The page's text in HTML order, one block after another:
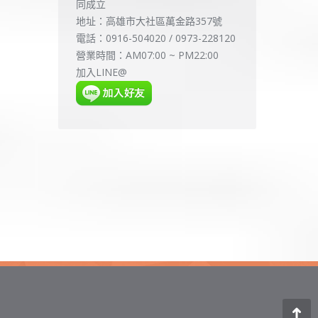
同成立
地址：高雄市大社區萬金路357號
電話：0916-504020 / 0973-228120
營業時間：AM07:00 ~ PM22:00
加入LINE@